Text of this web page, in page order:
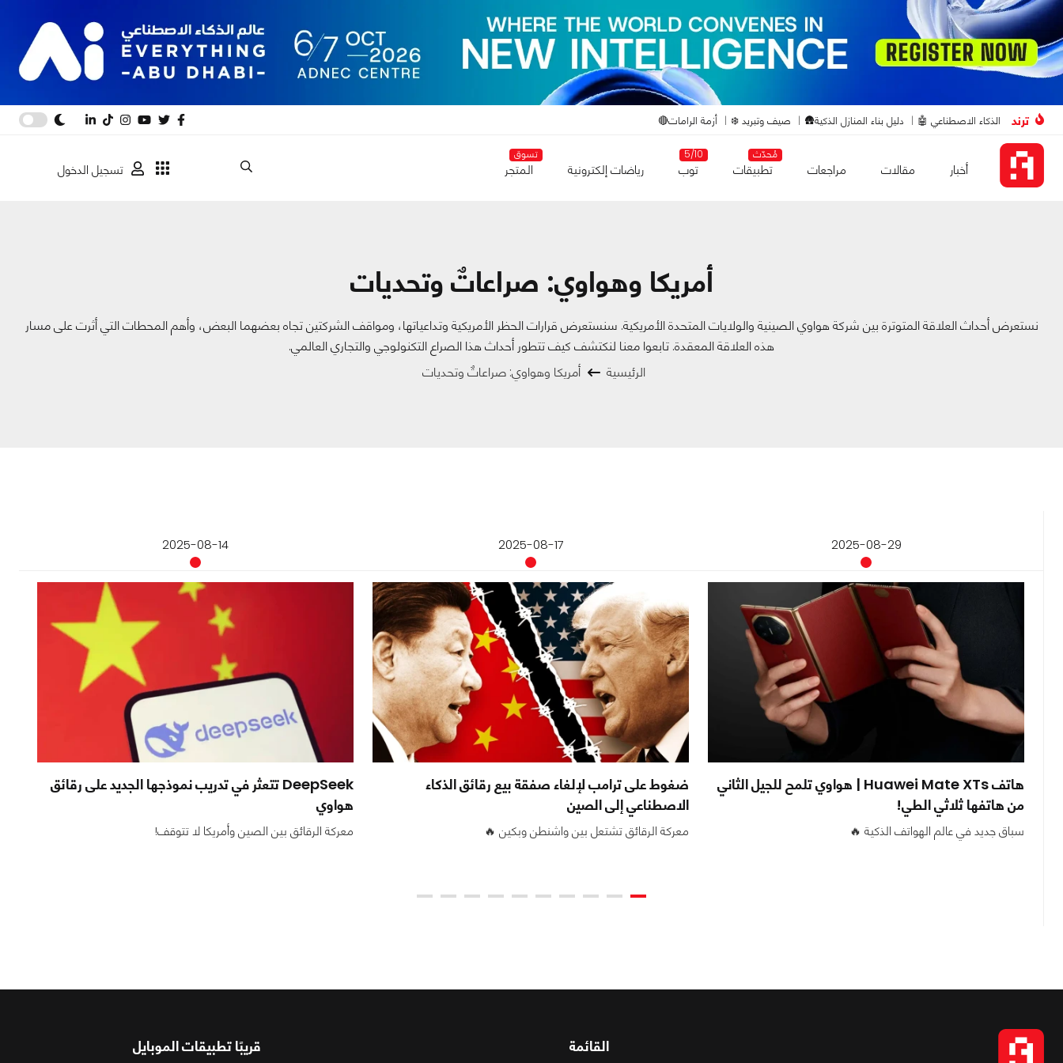
ترند الذكاء الاصطناعي 🤖 دليل بناء المنازل الذكية🛖 صيف وتبريد ❄️ أزمة الرامات🔴
أخبار مقالات مراجعات
مُحدّث
تطبيقات
5/10
توب رياضات إلكترونية
تسوق
المتجر تسجيل الدخول
أمريكا وهواوي: صراعاتٌ وتحديات
نستعرض أحداث العلاقة المتوترة بين شركة هواوي الصينية والولايات المتحدة الأمريكية. سنستعرض قرارات الحظر الأمريكية وتداعياتها، ومواقف الشركتين تجاه بعضهما البعض، وأهم المحطات التي أثرت على مسار
هذه العلاقة المعقدة. تابعوا معنا لنكتشف كيف تتطور أحداث هذا الصراع التكنولوجي والتجاري العالمي.
الرئيسية
أمريكا وهواوي: صراعاتٌ وتحديات
2025-08-29
هاتف Huawei Mate XTs | هواوي تلمح للجيل الثاني
من هاتفها ثلاثي الطي!
سباق جديد في عالم الهواتف الذكية 🔥
2025-08-17
ضغوط على ترامب لإلغاء صفقة بيع رقائق الذكاء
الاصطناعي إلى الصين
معركة الرقائق تشتعل بين واشنطن وبكين 🔥
2025-08-14
DeepSeek تتعثر في تدريب نموذجها الجديد على رقائق
هواوي
معركة الرقائق بين الصين وأمريكا لا تتوقف!
القائمة قريبًا تطبيقات الموبايل